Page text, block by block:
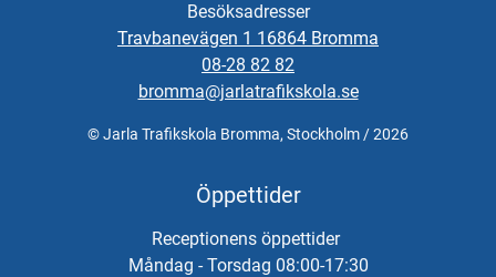
Besöksadresser
Travbanevägen 1 16864 Bromma
08-28 82 82
bromma@jarlatrafikskola.se
© Jarla Trafikskola Bromma, Stockholm / 2026
Öppettider
Receptionens öppettider
Måndag - Torsdag 08:00-17:30